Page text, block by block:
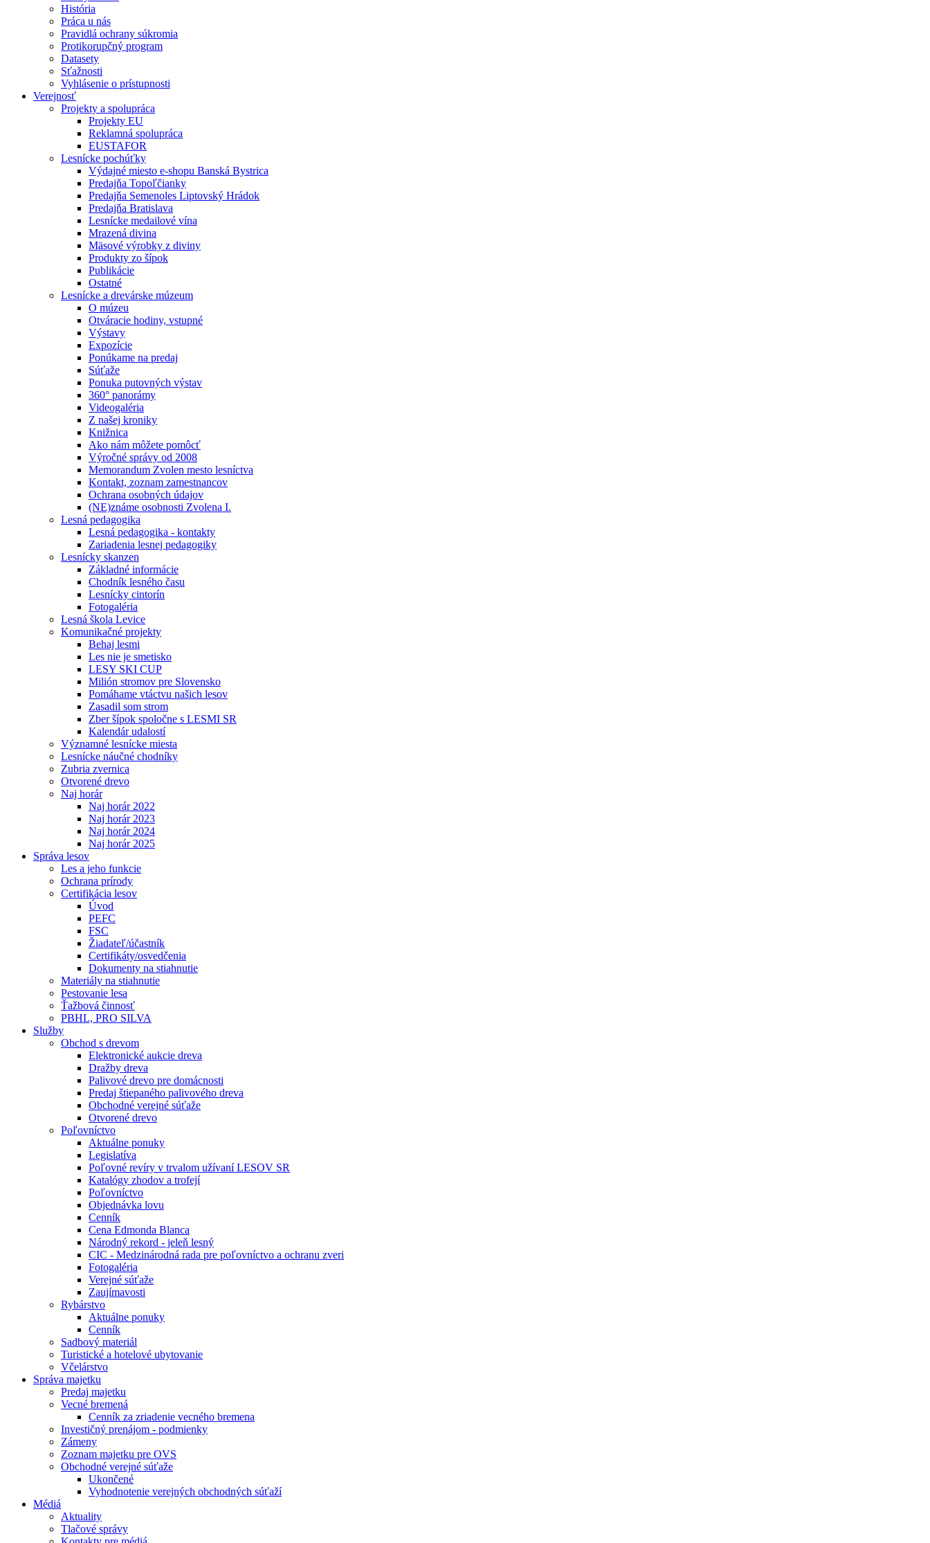
História
Práca u nás
Pravidlá ochrany súkromia
Protikorupčný program
Datasety
Sťažnosti
Vyhlásenie o prístupnosti
Verejnosť
Projekty a spolupráca
Projekty EU
Reklamná spolupráca
EUSTAFOR
Lesnícke pochúťky
Výdajné miesto e-shopu Banská Bystrica
Predajňa Topoľčianky
Predajňa Semenoles Liptovský Hrádok
Predajňa Bratislava
Lesnícke medailové vína
Mrazená divina
Mäsové výrobky z diviny
Produkty zo šípok
Publikácie
Ostatné
Lesnícke a drevárske múzeum
O múzeu
Otváracie hodiny, vstupné
Výstavy
Expozície
Ponúkame na predaj
Súťaže
Ponuka putovných výstav
360° panorámy
Videogaléria
Z našej kroniky
Knižnica
Ako nám môžete pomôcť
Výročné správy od 2008
Memorandum Zvolen mesto lesníctva
Kontakt, zoznam zamestnancov
Ochrana osobných údajov
(NE)známe osobnosti Zvolena I.
Lesná pedagogika
Lesná pedagogika - kontakty
Zariadenia lesnej pedagogiky
Lesnícky skanzen
Základné informácie
Chodník lesného času
Lesnícky cintorín
Fotogaléria
Lesná škola Levice
Komunikačné projekty
Behaj lesmi
Les nie je smetisko
LESY SKI CUP
Milión stromov pre Slovensko
Pomáhame vtáctvu našich lesov
Zasadil som strom
Zber šípok spoločne s LESMI SR
Kalendár udalostí
Významné lesnícke miesta
Lesnícke náučné chodníky
Zubria zvernica
Otvorené drevo
Naj horár
Naj horár 2022
Naj horár 2023
Naj horár 2024
Naj horár 2025
Správa lesov
Les a jeho funkcie
Ochrana prírody
Certifikácia lesov
Úvod
PEFC
FSC
Žiadateľ/účastník
Certifikáty/osvedčenia
Dokumenty na stiahnutie
Materiály na stiahnutie
Pestovanie lesa
Ťažbová činnosť
PBHL, PRO SILVA
Služby
Obchod s drevom
Elektronické aukcie dreva
Dražby dreva
Palivové drevo pre domácnosti
Predaj štiepaného palivového dreva
Obchodné verejné súťaže
Otvorené drevo
Poľovníctvo
Aktuálne ponuky
Legislatíva
Poľovné revíry v trvalom užívaní LESOV SR
Katalógy zhodov a trofejí
Poľovníctvo
Objednávka lovu
Cenník
Cena Edmonda Blanca
Národný rekord - jeleň lesný
CIC - Medzinárodná rada pre poľovníctvo a ochranu zveri
Fotogaléria
Verejné súťaže
Zaujímavosti
Rybárstvo
Aktuálne ponuky
Cenník
Sadbový materiál
Turistické a hotelové ubytovanie
Včelárstvo
Správa majetku
Predaj majetku
Vecné bremená
Cenník za zriadenie vecného bremena
Investičný prenájom - podmienky
Zámeny
Zoznam majetku pre OVS
Obchodné verejné súťaže
Ukončené
Vyhodnotenie verejných obchodných súťaží
Médiá
Aktuality
Tlačové správy